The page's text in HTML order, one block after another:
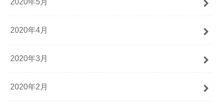
2020年4月
2020年3月
2020年2月